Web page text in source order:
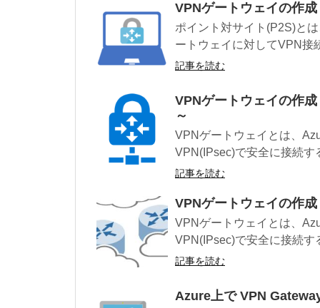
VPNゲートウェイの作
ポイント対サイト(P2S)と
ートウェイに対してVPN接
記事を読む
VPNゲートウェイの作
～
VPNゲートウェイとは、
VPN(IPsec)で安全に接続す
記事を読む
VPNゲートウェイの作
VPNゲートウェイとは、
VPN(IPsec)で安全に接続す
記事を読む
Azure上で VPN